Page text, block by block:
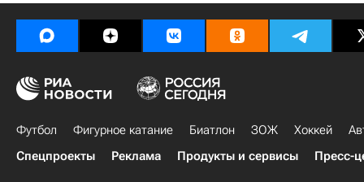
Футбол Фигурное катание Биатлон ЗОЖ Хоккей
Спецпроекты
Реклама Продукты и сервисы Пресс-